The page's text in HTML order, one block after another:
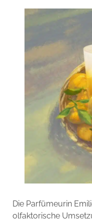
Die Parfümeurin
olfaktorische